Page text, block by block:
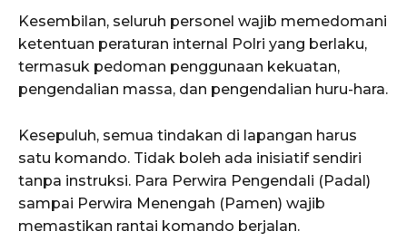
Kesembilan, seluruh personel wajib memedomani
ketentuan peraturan internal Polri yang berlaku,
termasuk pedoman penggunaan kekuatan,
pengendalian massa, dan pengendalian huru-hara.
Kesepuluh, semua tindakan di lapangan harus
satu komando. Tidak boleh ada inisiatif sendiri
tanpa instruksi. Para Perwira Pengendali (Padal)
sampai Perwira Menengah (Pamen) wajib
memastikan rantai komando berjalan.